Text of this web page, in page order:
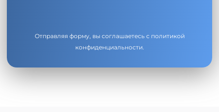
Отправляя форму, вы соглашаетесь с политикой
конфиденциальности.